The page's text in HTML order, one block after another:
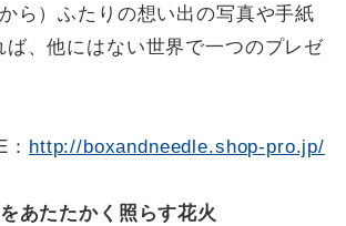
ら）ふたりの想い出の写真や手紙
ば、他にはない世界で一つのプレゼ
http://boxandneedle.shop-pro.jp/
あたたかく照らす花火